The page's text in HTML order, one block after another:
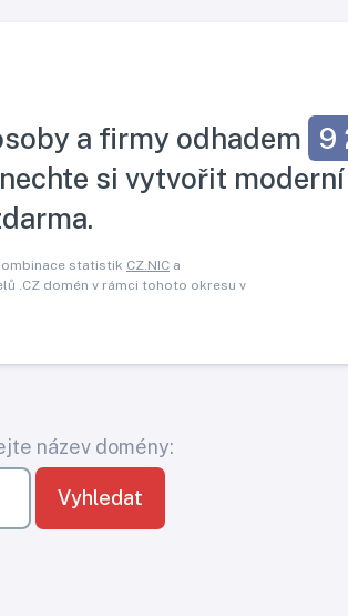
a firmy odhadem 9
si vytvořit
statistik CZ.NIC a
.CZ domén v rámci tohoto okresu v
název domény:
Vyhledat